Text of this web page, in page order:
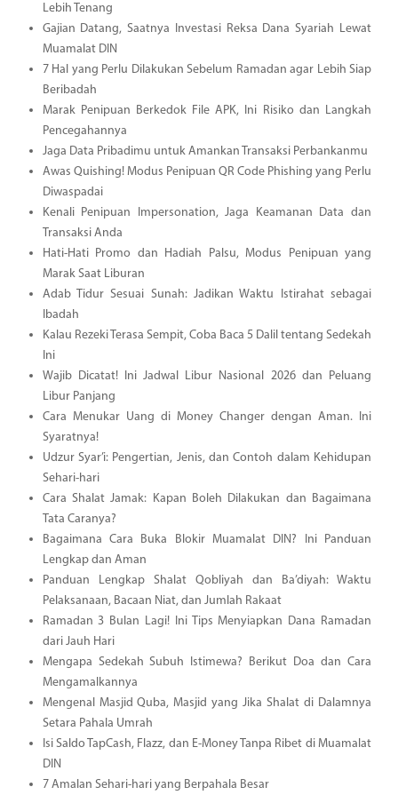
Lebih Tenang
Gajian Datang, Saatnya Investasi Reksa Dana Syariah Lewat
Muamalat DIN
7 Hal yang Perlu Dilakukan Sebelum Ramadan agar Lebih Siap
Beribadah
Marak Penipuan Berkedok File APK, Ini Risiko dan Langkah
Pencegahannya
Jaga Data Pribadimu untuk Amankan Transaksi Perbankanmu
Awas Quishing! Modus Penipuan QR Code Phishing yang Perlu
Diwaspadai
Kenali Penipuan Impersonation, Jaga Keamanan Data dan
Transaksi Anda
Hati-Hati Promo dan Hadiah Palsu, Modus Penipuan yang
Marak Saat Liburan
Adab Tidur Sesuai Sunah: Jadikan Waktu Istirahat sebagai
Ibadah
Kalau Rezeki Terasa Sempit, Coba Baca 5 Dalil tentang Sedekah
Ini
Wajib Dicatat! Ini Jadwal Libur Nasional 2026 dan Peluang
Libur Panjang
Cara Menukar Uang di Money Changer dengan Aman. Ini
Syaratnya!
Udzur Syar’i: Pengertian, Jenis, dan Contoh dalam Kehidupan
Sehari-hari
Cara Shalat Jamak: Kapan Boleh Dilakukan dan Bagaimana
Tata Caranya?
Bagaimana Cara Buka Blokir Muamalat DIN? Ini Panduan
Lengkap dan Aman
Panduan Lengkap Shalat Qobliyah dan Ba’diyah: Waktu
Pelaksanaan, Bacaan Niat, dan Jumlah Rakaat
Ramadan 3 Bulan Lagi! Ini Tips Menyiapkan Dana Ramadan
dari Jauh Hari
Mengapa Sedekah Subuh Istimewa? Berikut Doa dan Cara
Mengamalkannya
Mengenal Masjid Quba, Masjid yang Jika Shalat di Dalamnya
Setara Pahala Umrah
Isi Saldo TapCash, Flazz, dan E-Money Tanpa Ribet di Muamalat
DIN
7 Amalan Sehari-hari yang Berpahala Besar